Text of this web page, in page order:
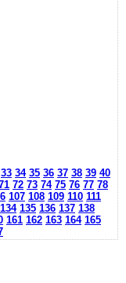
33 34 35 36 37 38 39 40
72 73 74 75 76 77 78
107 108 109 110 111
134 135 136 137 138
161 162 163 164 165